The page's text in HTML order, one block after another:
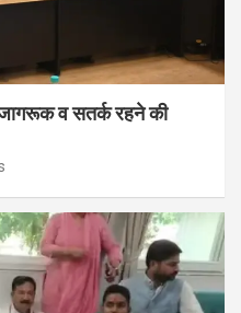
व सतर्क रहने की